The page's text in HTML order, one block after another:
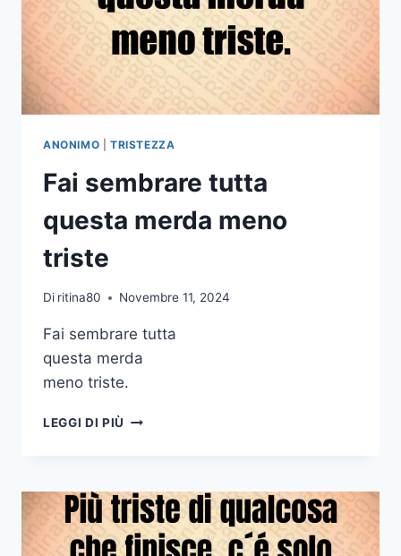
NOTA
IL
TUO
PERÒ
TUTTI
I
ERRORI
ANONIMO TRISTEZZA
Fai sembrare tutta
questa merda meno
triste
Di ritina80 Novembre 11, 2024
Fai sembrare tutta
questa merda
meno triste.
LEGGI DI PIÙ FAI
MERDA
MENO
TRISTE